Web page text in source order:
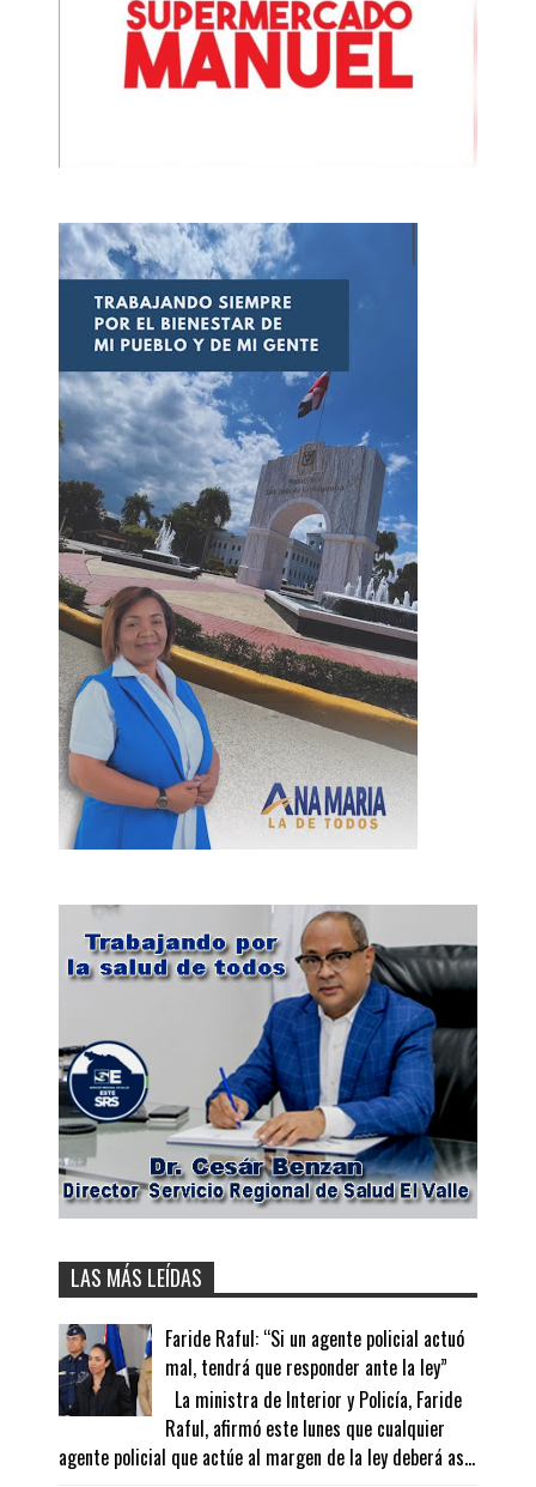
LAS MÁS LEÍDAS
Faride Raful: “Si un agente policial actuó
mal, tendrá que responder ante la ley”
La ministra de Interior y Policía, Faride
Raful, afirmó este lunes que cualquier
agente policial que actúe al margen de la ley deberá as...